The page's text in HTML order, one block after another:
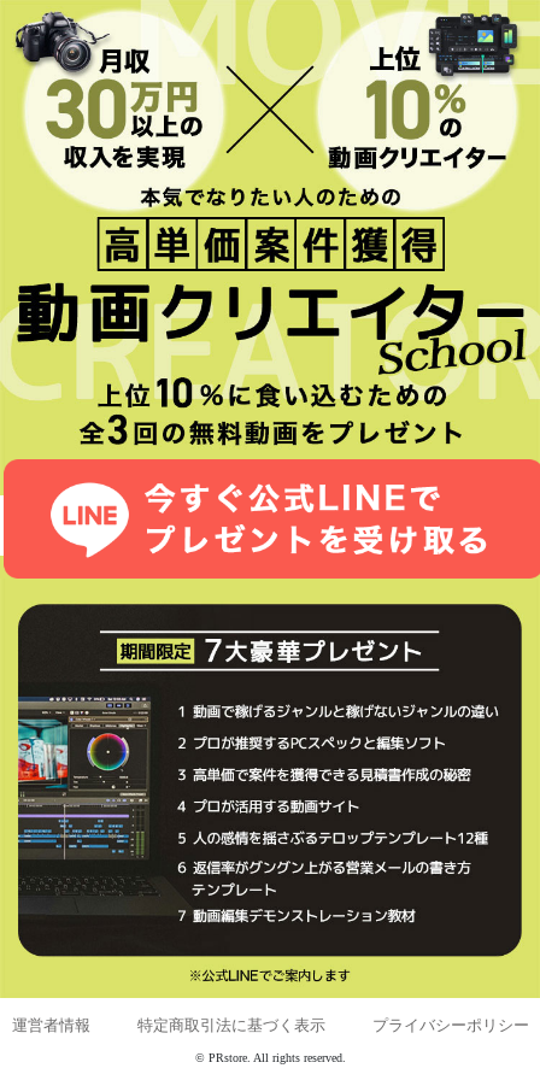
運営者情報 特定商取引法に基づく表示｜ プライバシーポリシー
© PRstore. All rights reserved.